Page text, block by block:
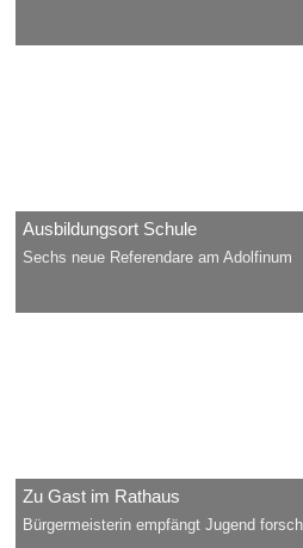
Ausbildungsort Schule
Sechs neue Referendare am Adolfinum
Zu Gast im Rathaus
Bürgermeisterin empfängt Jugend